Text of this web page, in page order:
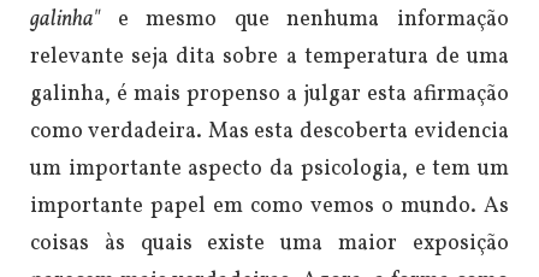
galinha"e mesmo que nenhuma informação
relevante seja dita sobre a temperatura de uma
galinha, é mais propenso a julgar esta afirmação
como verdadeira. Mas esta descoberta evidencia
um importante aspecto da psicologia, e tem um
importante papel em como vemos o mundo. As
coisas às quais existe uma maior exposição